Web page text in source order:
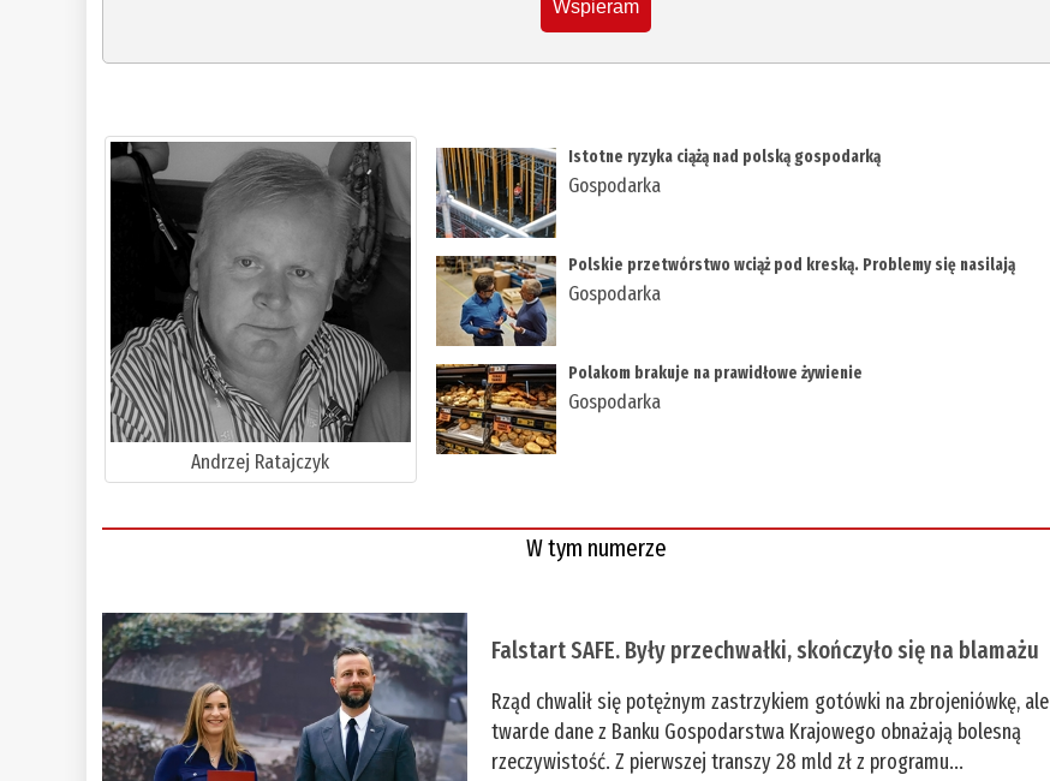
Wspieram
Andrzej Ratajczyk
Istotne ryzyka ciążą nad polską gospodarką
Gospodarka
Polskie przetwórstwo wciąż pod kreską. Problemy się nasilają
Gospodarka
Polakom brakuje na prawidłowe żywienie
Gospodarka
W tym numerze
Falstart SAFE. Były przechwałki, skończyło się na blamażu
Rząd chwalił się potężnym zastrzykiem gotówki na zbrojeniówkę, ale
twarde dane z Banku Gospodarstwa Krajowego obnażają bolesną
rzeczywistość. Z pierwszej transzy 28 mld zł z programu...